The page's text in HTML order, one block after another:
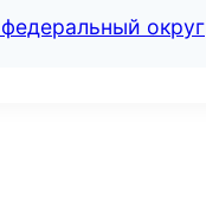
округ